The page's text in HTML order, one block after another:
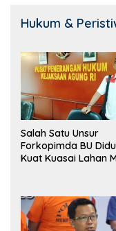
Hukum &
Salah Satu Unsur
Forkopimda BU
Kuat Kuasai Lahan